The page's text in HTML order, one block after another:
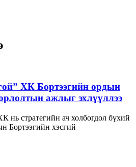
ХК Бортээгийн ордын
ажлыг эхлүүллээ
нь стратегийн ач холбогдол бүхий
Бортээгийн хэсгий